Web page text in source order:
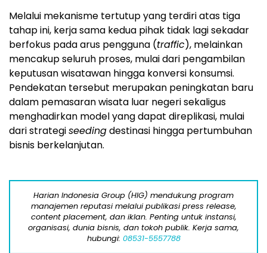
Melalui mekanisme tertutup yang terdiri atas tiga
tahap ini, kerja sama kedua pihak tidak lagi sekadar
berfokus pada arus pengguna (traffic), melainkan
mencakup seluruh proses, mulai dari pengambilan
keputusan wisatawan hingga konversi konsumsi.
Pendekatan tersebut merupakan peningkatan baru
dalam pemasaran wisata luar negeri sekaligus
menghadirkan model yang dapat direplikasi, mulai
dari strategiseedingdestinasi hingga pertumbuhan
bisnis berkelanjutan.
Harian Indonesia Group (HIG) mendukung program
manajemen reputasi melalui publikasi press release,
content placement, dan iklan. Penting untuk instansi,
organisasi, dunia bisnis, dan tokoh publik. Kerja sama,
hubungi: 08531-5557788